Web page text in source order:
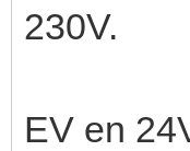
230V.
EV en